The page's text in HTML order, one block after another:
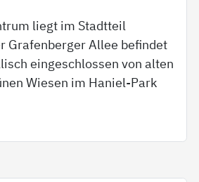
liegt im Stadtteil
Grafenberger Allee befindet
eingeschlossen von alten
Wiesen im Haniel-Park